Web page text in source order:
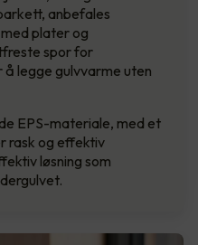
anbefales
plater og
spor for
legge gulvvarme uten
EPS-materiale, med et
rask og effektiv
løsning som